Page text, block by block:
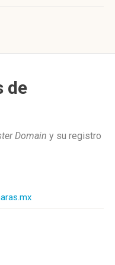
de
Domain y su registro